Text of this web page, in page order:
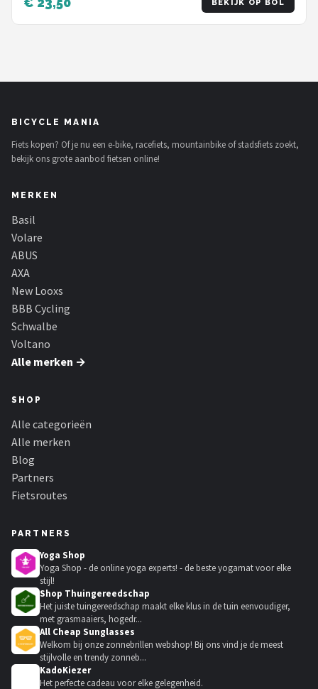
BEKIJK OP BOL
BICYCLE MANIA
Fiets kopen? Of je nu een e-bike, racefiets, mountainbike of stadsfiets zoekt,
bekijk ons grote aanbod fietsen online!
MERKEN
Basil
Volare
ABUS
AXA
New Looxs
BBB Cycling
Schwalbe
Voltano
Alle merken →
SHOP
Alle categorieën
Alle merken
Blog
Partners
Fietsroutes
PARTNERS
Yoga Shop
Yoga Shop - de online yoga experts! - de beste yogamat voor elke
stijl!
Shop Thuingereedschap
Het juiste tuingereedschap maakt elke klus in de tuin eenvoudiger,
met grasmaaiers, hogedr...
All Cheap Sunglasses
Welkom bij onze zonnebrillen webshop! Bij ons vind je de meest
stijlvolle en trendy zonneb...
KadoKiezer
Het perfecte cadeau voor elke gelegenheid.